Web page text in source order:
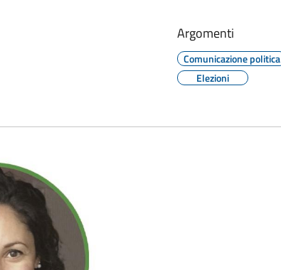
Argomenti
Comunicazione politica
Elezioni